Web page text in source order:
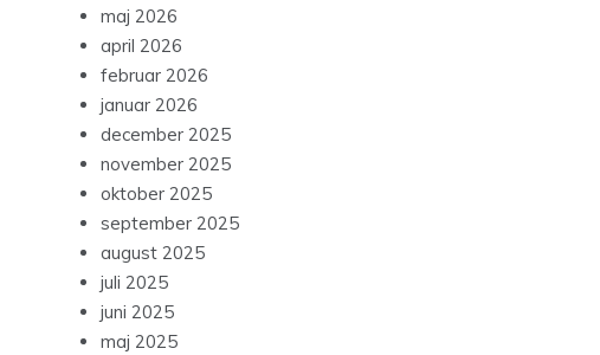
maj 2026
april 2026
februar 2026
januar 2026
december 2025
november 2025
oktober 2025
september 2025
august 2025
juli 2025
juni 2025
maj 2025